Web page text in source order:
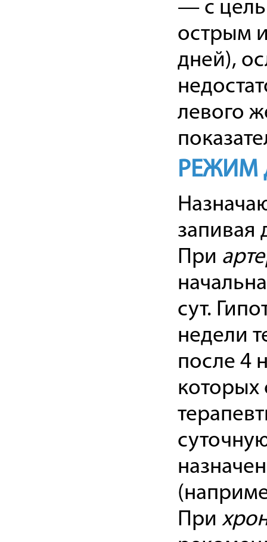
— с
острым
дней),
левого
РЕЖИМ
запивая
При
сут.
недели
после 4
которых
При